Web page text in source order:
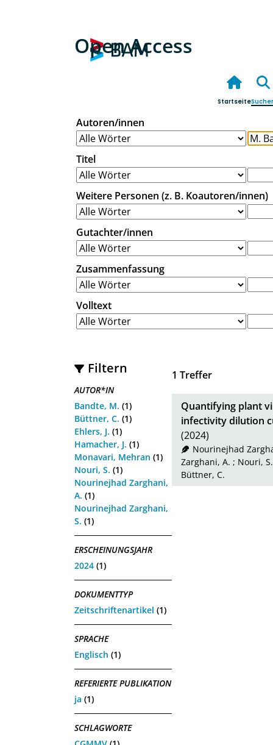
Open Access
Startseite
Autoren/innen
Titel
Weitere Personen (z. B. Koautoren/innen)
Gutachter/innen
Zusammenfassung
Volltext
Filtern
AUTOR*IN
Bandte, M. (1)
Büttner, C. (1)
Ehlers, J. (1)
Hamacher, J. (1)
Monavari, Mehran (1)
Nouri, S. (1)
Nourinejhad Zarghani,
A. (1)
Nourinejhad Zarghani,
S. (1)
ERSCHEINUNGSJAHR
2024 (1)
DOKUMENTTYP
Zeitschriftenartikel (1)
SPRACHE
Englisch (1)
REFERIERTE PUBLIKATION
ja (1)
SCHLAGWORTE
1 Treffer
Quantifying plant
infectivity dilution
(2024)
Nourinejhad
Zarghani, A. ; Nouri, S.
Büttner, C.